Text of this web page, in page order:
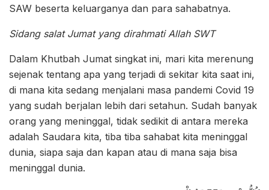
SAW beserta keluarganya dan para sahabatnya.
Sidang salat Jumat yang dirahmati Allah SWT
Dalam Khutbah Jumat singkat ini, mari kita merenung
sejenak tentang apa yang terjadi di sekitar kita saat ini,
di mana kita sedang menjalani masa pandemi Covid 19
yang sudah berjalan lebih dari setahun. Sudah banyak
orang yang meninggal, tidak sedikit di antara mereka
adalah Saudara kita, tiba tiba sahabat kita meninggal
dunia, siapa saja dan kapan atau di mana saja bisa
meninggal dunia.